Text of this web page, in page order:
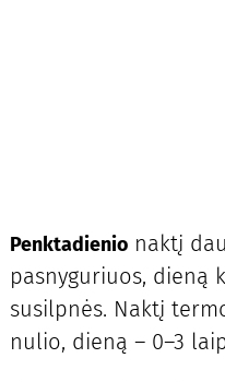
Penktadienionaktį
pasnyguriuos, dieną
susilpnės. Naktį
nulio, dieną – 0–3